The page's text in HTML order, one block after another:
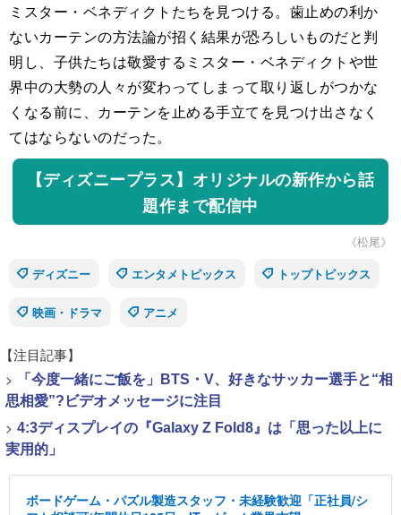
ミスター・ベネディクトたちを見つける。歯止めの利か
ないカーテンの方法論が招く結果が恐ろしいものだと判
明し、子供たちは敬愛するミスター・ベネディクトや世
界中の大勢の人々が変わってしまって取り返しがつかな
くなる前に、カーテンを止める手立てを見つけ出さなく
てはならないのだった。
【ディズニープラス】オリジナルの新作から話
題作まで配信中
《松尾》
ディズニー
エンタメトピックス トップトピックス
映画・ドラマ アニメ
【注目記事】
>
「今度一緒にご飯を」BTS・V、好きなサッカー選手と“相
思相愛”?ビデオメッセージに注目
> 4:3ディスプレイの『Galaxy Z Fold8』は「思った以上に
実用的」
ボードゲーム・パズル製造スタッフ・未経験歓迎「正社員/シ